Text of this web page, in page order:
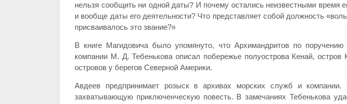
нельзя сообщить ни одной даты? И почему остались неизвестными время
и вообще даты его деятельности? Что представляет собой должность
присваивалось это звание?»
В книге Магидовича было упомянуто, что Архимандритов по поручению
компании М. Д. Тебенькова описал побережье полуострова Кенай, остров
островов у берегов Северной Америки.
Авдеев предпринимает розыск в архивах морских служб и компании.
захватывающую приключенческую повесть. В замечаниях Тебенькова